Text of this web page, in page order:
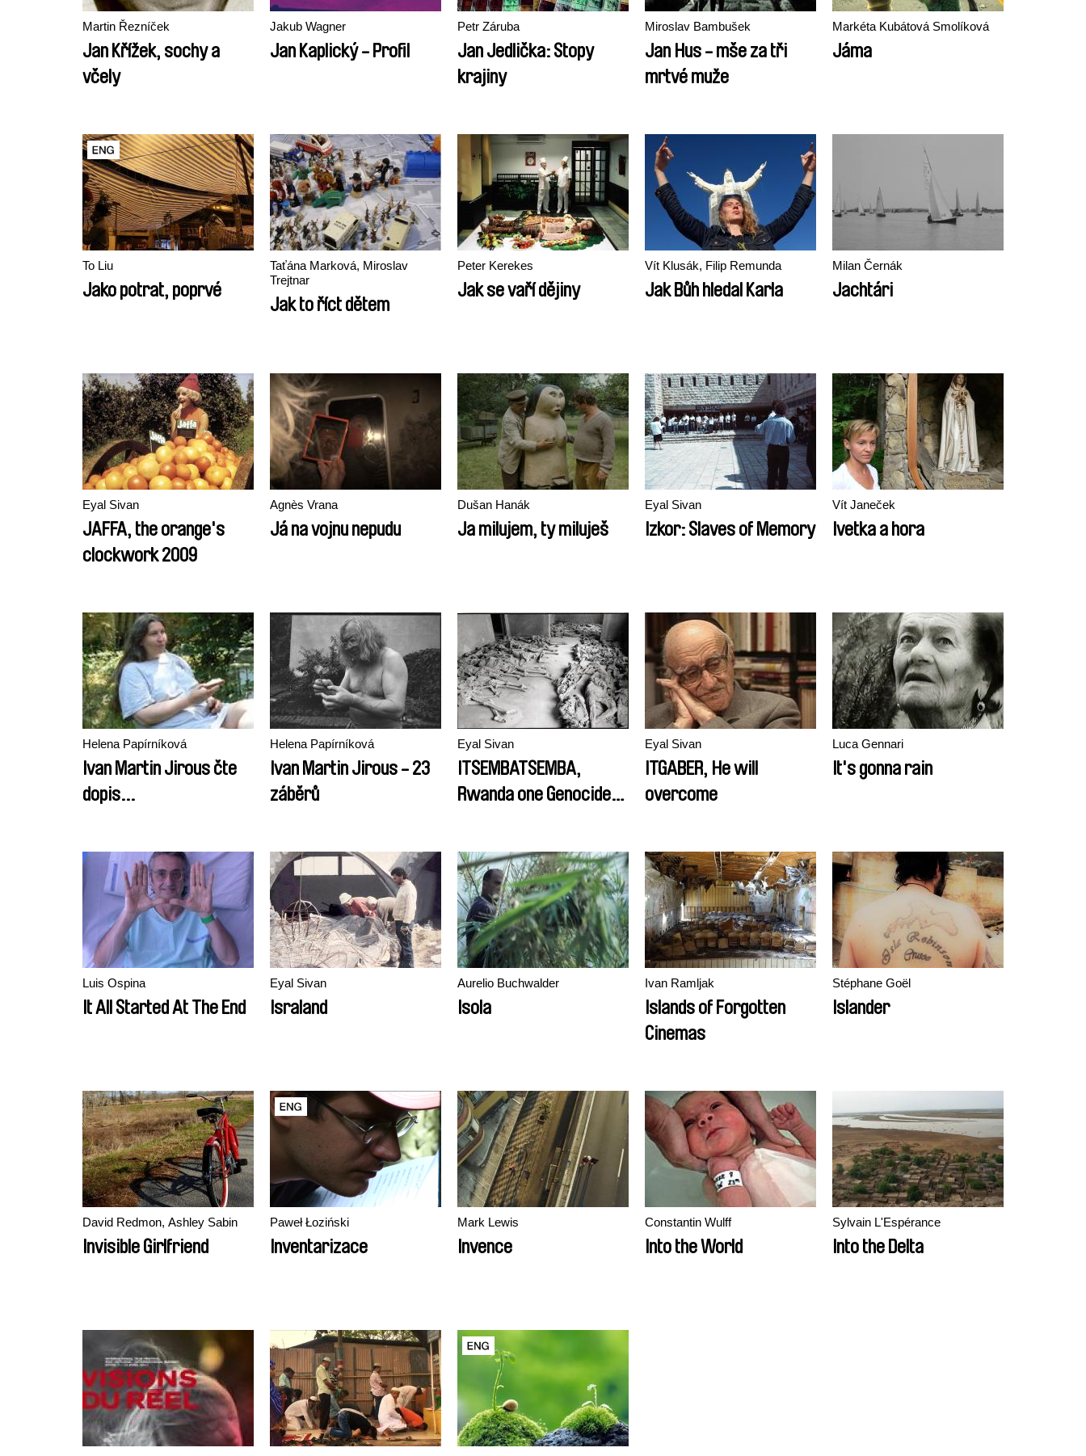
Martin Řezníček
Jan Křížek, sochy a
včely
Jakub Wagner
Jan Kaplický - Profil
Petr Záruba
Jan Jedlička: Stopy
krajiny
Miroslav Bambušek
Jan Hus - mše za tři
mrtvé muže
Markéta Kubátová Smolíková
Jáma
To Liu
Jako potrat, poprvé
Taťána Marková, Miroslav
Trejtnar
Jak to říct dětem
Peter Kerekes
Jak se vaří dějiny
Vít Klusák, Filip Remunda
Jak Bůh hledal Karla
Milan Černák
Jachtári
Eyal Sivan
JAFFA, the orange's
clockwork 2009
Agnès Vrana
Já na vojnu nepudu
Dušan Hanák
Ja milujem, ty miluješ
Eyal Sivan
Izkor: Slaves of Memory
Vít Janeček
Ivetka a hora
Helena Papírníková
Ivan Martin Jirous čte
dopis...
Helena Papírníková
Ivan Martin Jirous - 23
záběrů
Eyal Sivan
ITSEMBATSEMBA,
Rwanda one Genocide
Eyal Sivan
ITGABER, He will
overcome
Luca Gennari
It's gonna rain
Luis Ospina
It All Started At The End
Eyal Sivan
Israland
Aurelio Buchwalder
Isola
Ivan Ramljak
Islands of Forgotten
Cinemas
Stéphane Goël
Islander
David Redmon, Ashley Sabin
Invisible Girlfriend
Paweł Łoziński
Inventarizace
Mark Lewis
Invence
Constantin Wulff
Into the World
Sylvain L'Espérance
Into the Delta